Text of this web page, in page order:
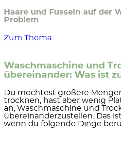
Haare und Fusseln auf der
Problem
Zum Thema
Waschmaschine und
übereinander: Was ist
Du möchtest größere
trocknen, hast aber wenig
an, Waschmaschine und
übereinanderzustellen. Das
wenn du folgende Dinge